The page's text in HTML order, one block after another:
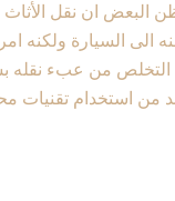
البعض ان نقل الأثاث
الى السيارة
التخلص من عبء
من استخدام